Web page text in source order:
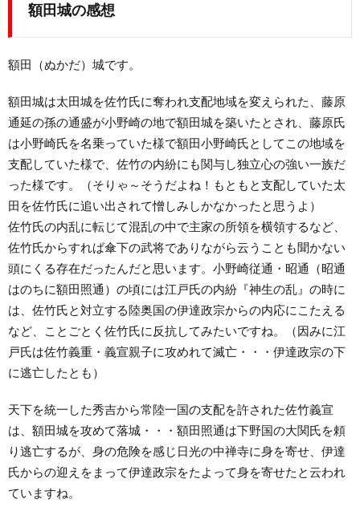
額田城の感想
額田（ぬかだ）城です。
額田城は太田城を佐竹氏に奪われ支配地域を変えられた、藤原
通延の孫の通盛が小野崎の地で額田城を築いたとされ、藤原氏
は小野崎氏を名乗っていた様で額田小野崎氏としてこの地域を
支配していた様で、佐竹の内紛にも関与し独立心の強い一族だ
った様です。（そりゃ～そうだよね！もともと支配していた太
田を佐竹氏に追い出されて憎しみしかなかったと思うよ）
佐竹氏の内乱に転じて混乱の中で主家の所領を横領するなど、
佐竹氏からすれば傘下の武将でありながら云うことも聞かない
頭にくる存在だったんだと思います。小野崎従通・昭通（昭通
はのちに額田照通）の頃には江戸氏の内紛『神生の乱』の時に
は、佐竹氏と対立する陸奥国の伊達政宗からの内応にこたえる
など、ことごとく佐竹氏に反抗してみたいですね。（因みに江
戸氏は佐竹義重・義宣親子に攻めれて滅亡・・・伊達政宗の下
に逃亡したとも）
天下を統一した秀吉から常陸一国の支配を許された佐竹義宣
は、額田城を攻めて落城・・・額田照通は下野国の大関氏を頼
り逃亡するが、身の危険を感じ日光の中禅寺に身を寄せ、伊達
氏からの迎えをまって伊達政宗をたよって身を寄せたと云われ
ていますね。